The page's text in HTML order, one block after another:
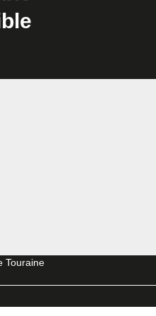
professionnel dans le domaine.
travailler aussi bien en
et à la hauteur de vos attentes.
de votre maison : cuisine,
nous pour de plus amples
le déplacement de nos
Touraine